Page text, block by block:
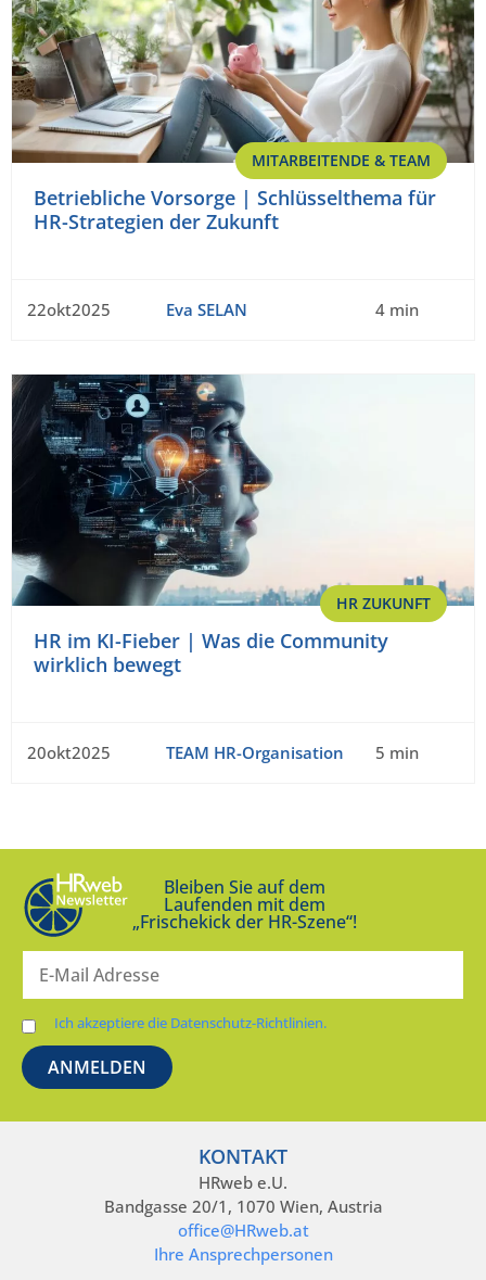
MITARBEITENDE & TEAM
Betriebliche Vorsorge | Schlüsselthema für
HR-Strategien der Zukunft
22okt2025 Eva SELAN 4 min
HR ZUKUNFT
HR im KI-Fieber | Was die Community
wirklich bewegt
20okt2025 TEAM HR-Organisation 5 min
Bleiben Sie auf dem
Laufenden mit dem
„Frischekick der HR-Szene“!
Ich akzeptiere die Datenschutz-Richtlinien.
KONTAKT
HRweb e.U.
Bandgasse 20/1, 1070 Wien, Austria
office@HRweb.at
Ihre Ansprechpersonen